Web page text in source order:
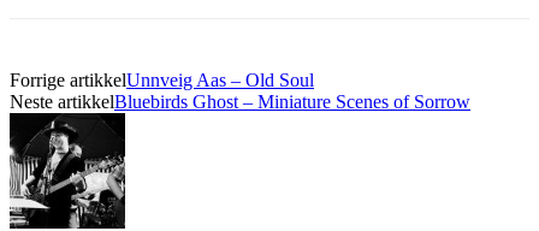
Forrige artikkelUnnveig Aas – Old Soul
Neste artikkelBluebirds Ghost – Miniature Scenes of Sorrow